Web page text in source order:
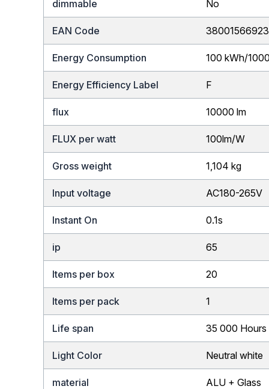
dimmable No
EAN Code
Energy Consumption 100 kWh/
Energy Efficiency Label F
flux 10000 lm
FLUX per watt 100lm/W
Gross weight 1,104 kg
Input voltage AC180-265V
Instant On 0.1s
ip 65
Items per box 20
Items per pack 1
Life span 35 000 Hours
Light Color Neutral white
material ALU + Glass